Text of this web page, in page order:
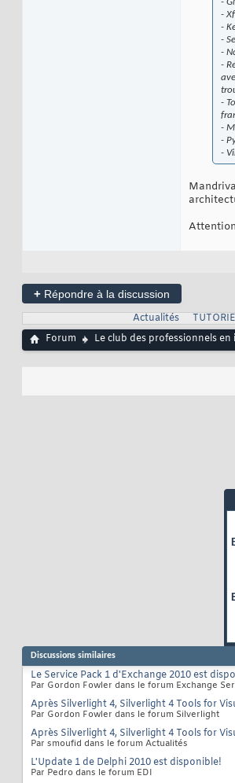
-
-
-
-
-
-
-
-
-
-
+ Répondre à la discussion
Actualités
Forum
Le club des professionnels
Discussions similaires
Le Service Pack 1 d'Exchange 2010 est
Par Gordon Fowler dans le forum Exchange
Après Silverlight 4, Silverlight 4 Tools for
Par Gordon Fowler dans le forum Silverlight
Après Silverlight 4, Silverlight 4 Tools for
Par smoufid dans le forum Actualités
L'Update 1 de Delphi 2010 est disponible!
Par Pedro dans le forum EDI